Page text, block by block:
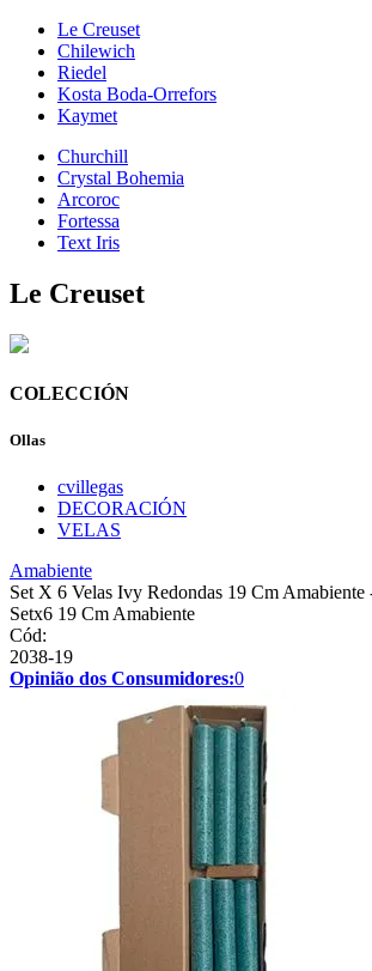
Le Creuset
Chilewich
Riedel
Kosta Boda-Orrefors
Kaymet
Churchill
Crystal Bohemia
Arcoroc
Fortessa
Text Iris
Le Creuset
COLECCIÓN
Ollas
cvillegas
DECORACIÓN
VELAS
Amabiente
Set X 6 Velas Ivy Redondas 19 Cm Amabiente
Setx6 19 Cm Amabiente
Cód:
2038-19
Opinião dos Consumidores:0